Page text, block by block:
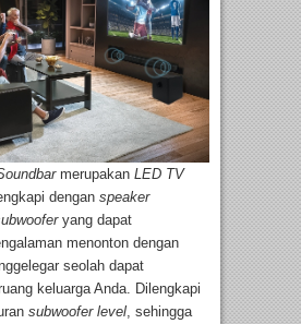
oundbarmerupakan LED TV
dengan speaker
yang dapat
menonton dengan
seolah dapat
keluarga Anda. Dilengkapi
subwoofer level , sehingga